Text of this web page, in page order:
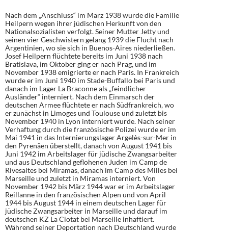
Nach dem „Anschluss“ im März 1938 wurde die Familie
Heilpern wegen ihrer jüdischen Herkunft von den
Nationalsozialisten verfolgt. Seiner Mutter Jetty und
seinen vier Geschwistern gelang 1939 die Flucht nach
Argentinien, wo sie sich in Buenos-Aires niederließen.
Josef Heilpern flüchtete bereits im Juni 1938 nach
Bratislava, im Oktober ging er nach Prag, und im
November 1938 emigrierte er nach Paris. In Frankreich
wurde er im Juni 1940 im Stade-Buffallo bei Paris und
danach im Lager La Braconne als „feindlicher
Ausländer“ interniert. Nach dem Einmarsch der
deutschen Armee flüchtete er nach Südfrankreich, wo
er zunächst in Limoges und Toulouse und zuletzt bis
November 1940 in Lyon interniert wurde. Nach seiner
Verhaftung durch die französische Polizei wurde er im
Mai 1941 in das Internierungslager Argelès-sur-Mer in
den Pyrenäen überstellt, danach von August 1941 bis
Juni 1942 im Arbeitslager für jüdische Zwangsarbeiter
und aus Deutschland geflohenen Juden im Camp de
Rivesaltes bei Miramas, danach im Camp des Milles bei
Marseille und zuletzt in Miramas interniert. Von
November 1942 bis März 1944 war er im Arbeitslager
Reillanne in den französischen Alpen und von April
1944 bis August 1944 in einem deutschen Lager für
jüdische Zwangsarbeiter in Marseille und darauf im
deutschen KZ La Ciotat bei Marseille inhaftiert.
Während seiner Deportation nach Deutschland wurde